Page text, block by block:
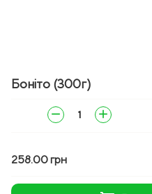
Боніто (300г)
remove add
258.00 грн